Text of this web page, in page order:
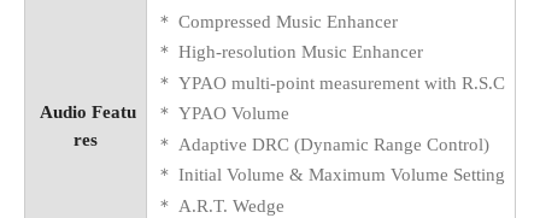
Audio Featu
res
＊ Compressed Music Enhancer
＊ High-resolution Music Enhancer
＊ YPAO multi-point measurement with R.S.C
＊ YPAO Volume
＊ Adaptive DRC (Dynamic Range Control)
＊ Initial Volume & Maximum Volume Setting
＊ A.R.T. Wedge